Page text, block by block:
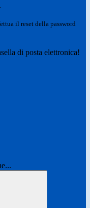
il reset della password
di posta elettronica!